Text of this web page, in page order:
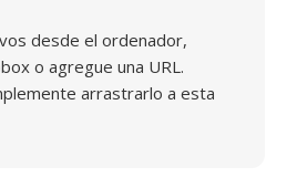
desde el ordenador,
o agregue una URL.
arrastrarlo a esta